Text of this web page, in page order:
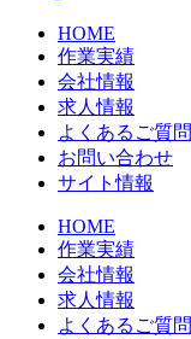
HOME
作業実績
会社情報
求人情報
よくあるご質問
お問い合わせ
サイト情報
HOME
作業実績
会社情報
求人情報
よくあるご質問